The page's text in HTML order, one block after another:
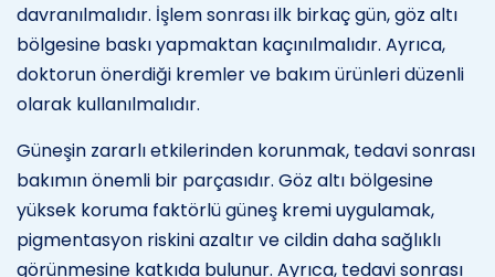
davranılmalıdır. İşlem sonrası ilk birkaç gün, göz altı
bölgesine baskı yapmaktan kaçınılmalıdır. Ayrıca,
doktorun önerdiği kremler ve bakım ürünleri düzenli
olarak kullanılmalıdır.
Güneşin zararlı etkilerinden korunmak, tedavi sonrası
bakımın önemli bir parçasıdır. Göz altı bölgesine
yüksek koruma faktörlü güneş kremi uygulamak,
pigmentasyon riskini azaltır ve cildin daha sağlıklı
görünmesine katkıda bulunur. Ayrıca, tedavi sonrası